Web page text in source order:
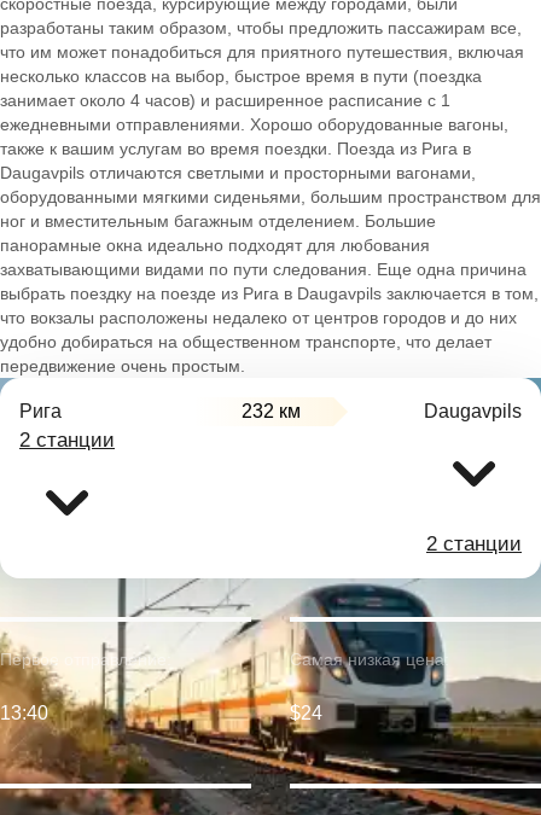
разработаны таким образом, чтобы предложить пассажирам все,
что им может понадобиться для приятного путешествия, включая
несколько классов на выбор, быстрое время в пути (поездка
занимает около 4 часов) и расширенное расписание с 1
ежедневными отправлениями. Хорошо оборудованные вагоны,
также к вашим услугам во время поездки. Поезда из Рига в
Daugavpils отличаются светлыми и просторными вагонами,
оборудованными мягкими сиденьями, большим пространством для
ног и вместительным багажным отделением. Большие
панорамные окна идеально подходят для любования
захватывающими видами по пути следования. Еще одна причина
выбрать поездку на поезде из Рига в Daugavpils заключается в том,
что вокзалы расположены недалеко от центров городов и до них
удобно добираться на общественном транспорте, что делает
передвижение очень простым.
Рига 232 км Daugavpils
2 станции
2 станции
Первое отправление:
13:40
Самая низкая цена:
$24